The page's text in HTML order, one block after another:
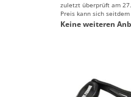
zuletzt überprüft am
Preis kann sich
Keine weiteren